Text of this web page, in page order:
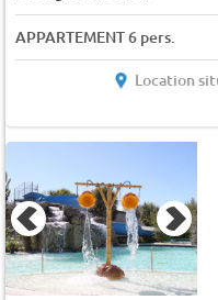
APPARTEMENT 6 pers.
Location